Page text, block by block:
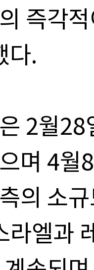
즉각
다.
2월
며 4월
의 소
라엘과